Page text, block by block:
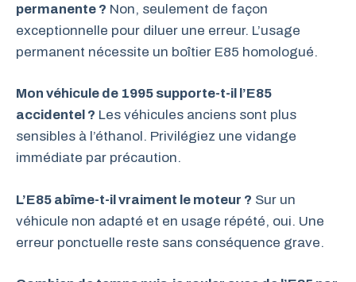
permanente ? Non, seulement de façon
exceptionnelle pour diluer une erreur. L’usage
permanent nécessite un boîtier E85 homologué.
Mon véhicule de 1995 supporte-t-il l’E85
accidentel ? Les véhicules anciens sont plus
sensibles à l’éthanol. Privilégiez une vidange
immédiate par précaution.
L’E85 abîme-t-il vraiment le moteur ? Sur un
véhicule non adapté et en usage répété, oui. Une
erreur ponctuelle reste sans conséquence grave.